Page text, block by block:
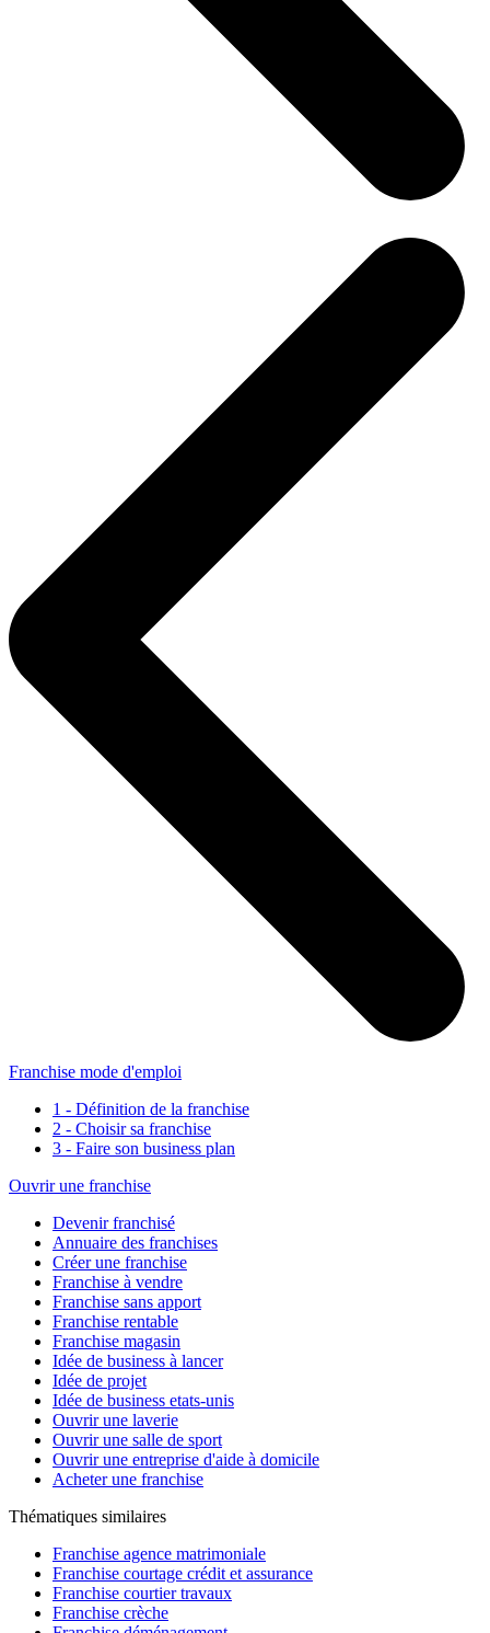
Franchise mode d'emploi
1 - Définition de la franchise
2 - Choisir sa franchise
3 - Faire son business plan
Ouvrir une franchise
Devenir franchisé
Annuaire des franchises
Créer une franchise
Franchise à vendre
Franchise sans apport
Franchise rentable
Franchise magasin
Idée de business à lancer
Idée de projet
Idée de business etats-unis
Ouvrir une laverie
Ouvrir une salle de sport
Ouvrir une entreprise d'aide à domicile
Acheter une franchise
Thématiques similaires
Franchise agence matrimoniale
Franchise courtage crédit et assurance
Franchise courtier travaux
Franchise crèche